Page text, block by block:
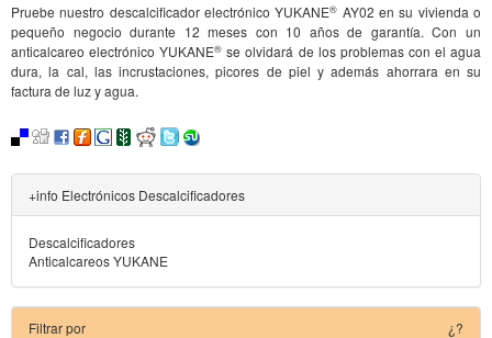
Pruebe nuestro descalcificador electrónico YUKANE® AY02 en su vivienda o
pequeño negocio durante 12 meses con 10 años de garantía. Con un
anticalcareo electrónico YUKANE® se olvidará de los problemas con el agua
dura, la cal, las incrustaciones, picores de piel y además ahorrara en su
factura de luz y agua.
+info Electrónicos Descalcificadores
Descalcificadores
Anticalcareos YUKANE
Filtrar por ¿?